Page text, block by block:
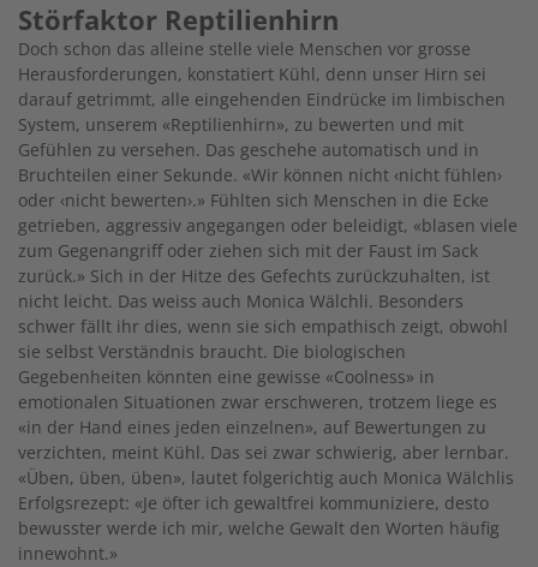
Störfaktor Reptilienhirn
Doch schon das alleine stelle viele Menschen vor grosse
Herausforderungen, konstatiert Kühl, denn unser Hirn sei
darauf getrimmt, alle eingehenden Eindrücke im limbischen
System, unserem «Reptilienhirn», zu bewerten und mit
Gefühlen zu versehen. Das geschehe automatisch und in
Bruchteilen einer Sekunde. «Wir können nicht ‹nicht fühlen›
oder ‹nicht bewerten›.» Fühlten sich Menschen in die Ecke
getrieben, aggressiv angegangen oder beleidigt, «blasen viele
zum Gegenangriff oder ziehen sich mit der Faust im Sack
zurück.» Sich in der Hitze des Gefechts zurückzuhalten, ist
nicht leicht. Das weiss auch Monica Wälchli. Besonders
schwer fällt ihr dies, wenn sie sich empathisch zeigt, obwohl
sie selbst Verständnis braucht. Die biologischen
Gegebenheiten könnten eine gewisse «Coolness» in
emotionalen Situationen zwar erschweren, trotzem liege es
«in der Hand eines jeden einzelnen», auf Bewertungen zu
verzichten, meint Kühl. Das sei zwar schwierig, aber lernbar.
«Üben, üben, üben», lautet folgerichtig auch Monica Wälchlis
Erfolgsrezept: «Je öfter ich gewaltfrei kommuniziere, desto
bewusster werde ich mir, welche Gewalt den Worten häufig
innewohnt.»